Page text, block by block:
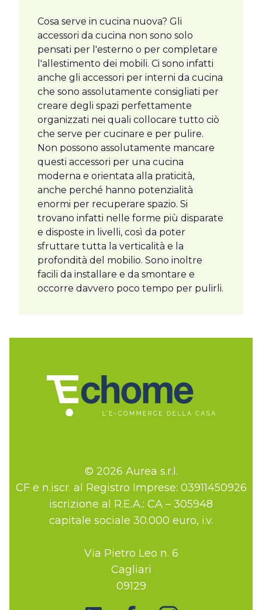
Cosa serve in cucina nuova? Gli
accessori da cucina non sono solo
pensati per l'esterno o per completare
l'allestimento dei mobili. Ci sono infatti
anche gli accessori per interni da cucina
che sono assolutamente consigliati per
creare degli spazi perfettamente
organizzati nei quali collocare tutto ciò
che serve per cucinare e per pulire.
Non possono assolutamente mancare
questi accessori per una cucina
moderna e orientata alla praticità,
anche perché hanno potenzialità
enormi per recuperare spazio. Si
trovano infatti nelle forme più disparate
e disposte in livelli, così da poter
sfruttare tutta la verticalità e la
profondità del mobilio. Sono inoltre
facili da installare e da smontare e
occorre davvero poco tempo per pulirli.
© 2026 Aurea s.r.l.
CF e n.iscr. al Registro Imprese: 03911450926
iscrizione al R.E.A.: CA – 305948
capitale sociale 30.000 euro, i.v.
Via Pietro Leo n. 6
Cagliari
09129